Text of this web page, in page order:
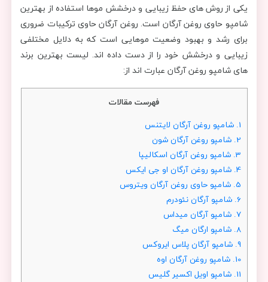
یکی از روش های حفظ زیبایی و درخشش موها استفاده از بهترین
شامپو حاوی روغن آرگان است. روغن آرگان حاوی ترکیبات ضروری
برای رشد و بهبود وضعیت موهایی است که به دلایل مختلفی
زیبایی و درخشش خود را از دست داده اند. لیست بهترین برند
های شامپو روغن آرگان عبارت‌ اند از:
فهرست مقالات
1. شامپو روغن آرگان لایتنس
2. شامپو روغن آرگان شون
3. شامپو روغن آرگان اسکالیپا
4. شامپو روغن آرگان او جی ایکس
5. شامپو حاوی روغن آرگان ویتروس
6. شامپو آرگان نئودرم
7. شامپو آرگان میداس
8. شامپو ارگان میگ
9. شامپو آرگان پلاس ایروکس
10. شامپو روغن آرگان اوه
11. شامپو اویل اکسیر گلیس